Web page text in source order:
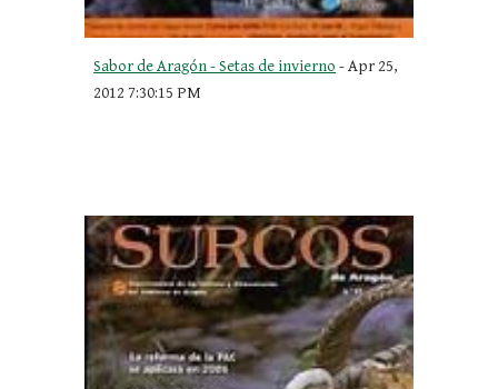
Sabor de Aragón - Setas de invierno - Apr 25,
2012 7:30:15 PM